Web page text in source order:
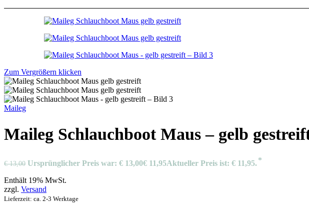
Zum Vergrößern klicken
Maileg
Maileg Schlauchboot Maus – gelb
€13,00 Ursprünglicher Preis war: € 13,00€ 11,95Aktueller Preis ist: € 11,95.
Enthält 19% MwSt.
zzgl. Versand
Lieferzeit: ca. 2-3 Werktage